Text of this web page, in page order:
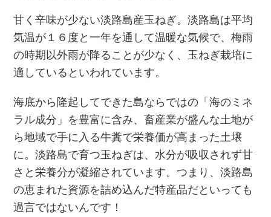
甘く辛味が少ない淡路島産玉ねぎ。淡路島は平均
気温が１６度と一年を通して温暖な気候で、梅雨
の時期以外雨が降ることが少なく、玉ねぎ栽培に
適しているといわれています。
海底から隆起してできた島ならではの「海のミネ
ラル成分」を豊富に含み、畜産業が盛んな土地が
ら地域で手に入る牛糞で栄養価が高まった土壌
に。淡路島で育つ玉ねぎは、水分が吸収されず甘
さと栄養分が凝縮されています。つまり、淡路島
の恵まれた資源を詰め込んだ特産品だといっても
過言ではないんです！